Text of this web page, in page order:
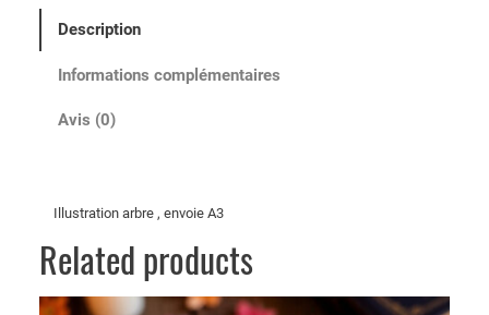
t
n
d
e
Description
Informations complémentaires
Avis (0)
Illustration arbre , envoie A3
Related products